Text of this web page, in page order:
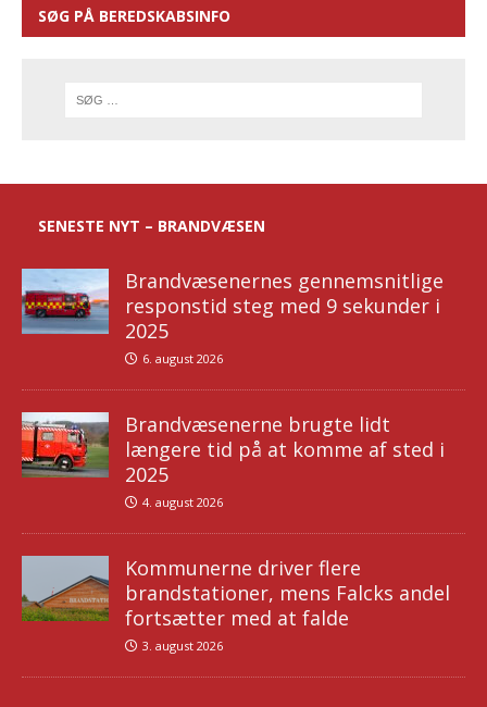
SØG PÅ BEREDSKABSINFO
SENESTE NYT – BRANDVÆSEN
Brandvæsenernes gennemsnitlige
responstid steg med 9 sekunder i
2025
6. august 2026
Brandvæsenerne brugte lidt
længere tid på at komme af sted i
2025
4. august 2026
Kommunerne driver flere
brandstationer, mens Falcks andel
fortsætter med at falde
3. august 2026